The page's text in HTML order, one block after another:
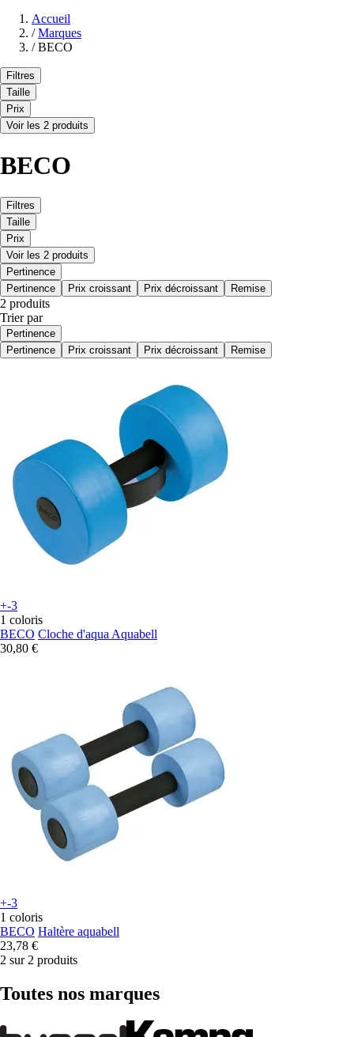
Accueil
/ Marques
/ BECO
Filtres
Taille
Prix
Voir les 2 produits
BECO
Filtres
Taille
Prix
Voir les 2 produits
Pertinence
Pertinence
Prix croissant Prix décroissant Remise
2 produits
Trier par
Pertinence
Pertinence
Prix croissant Prix décroissant Remise
+-3
1 coloris
BECO Cloche d'aqua Aquabell
30,80 €
+-3
1 coloris
BECO Haltère aquabell
23,78 €
2 sur 2 produits
Toutes nos marques